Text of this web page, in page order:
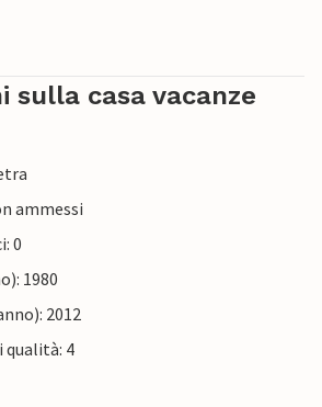
sulla casa vacanze
ammessi
0
1980
2012
4